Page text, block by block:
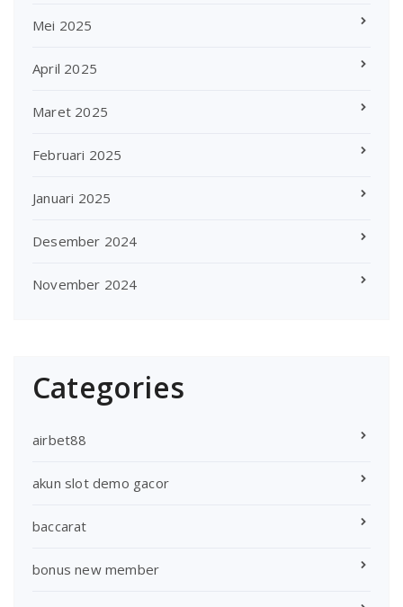
Mei 2025
April 2025
Maret 2025
Februari 2025
Januari 2025
Desember 2024
November 2024
Categories
airbet88
akun slot demo gacor
baccarat
bonus new member